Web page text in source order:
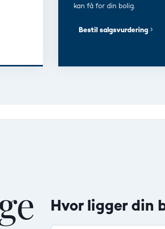
kan få for din bolig.
Bestil salgsvurdering
Hvor ligger din
Villa